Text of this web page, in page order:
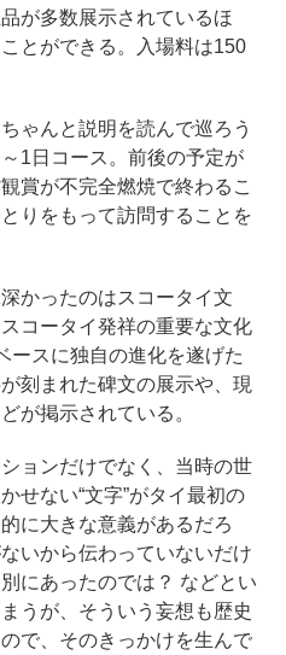
が多数展示されているほ
とができる。入場料は150
ゃんと説明を読んで巡ろう
1日コース。前後の予定が
賞が不完全燃焼で終わるこ
りをもって訪問することを
かったのはスコータイ文
コータイ発祥の重要な文化
ースに独自の進化を遂げた
刻まれた碑文の展示や、現
が掲示されている。
ョンだけでなく、当時の世
せない“文字”がタイ最初の
に大きな意義があるだろ
いから伝わっていないだけ
にあったのでは？ などとい
うが、そういう妄想も歴史
で、そのきっかけを生んで